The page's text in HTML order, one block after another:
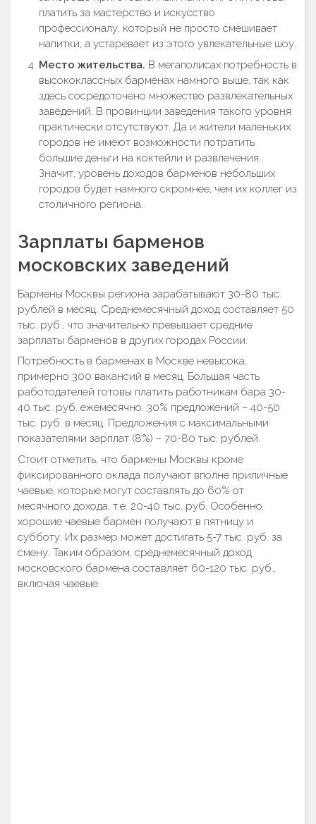
платить за мастерство и искусство
профессионалу, который не просто смешивает
напитки, а устаревает из этого увлекательные шоу.
Место жительства. В мегаполисах потребность в
высококлассных барменах намного выше, так как
здесь сосредоточено множество развлекательных
заведений. В провинции заведения такого уровня
практически отсутствуют. Да и жители маленьких
городов не имеют возможности потратить
большие деньги на коктейли и развлечения.
Значит, уровень доходов барменов небольших
городов будет намного скромнее, чем их коллег из
столичного региона.
Зарплаты барменов
московских заведений
Бармены Москвы региона зарабатывают 30-80 тыс.
рублей в месяц. Среднемесячный доход составляет 50
тыс. руб., что значительно превышает средние
зарплаты барменов в других городах России.
Потребность в барменах в Москве невысока,
примерно 300 вакансий в месяц. Большая часть
работодателей готовы платить работникам бара 30-
40 тыс. руб. ежемесячно. 30% предложений – 40-50
тыс. руб. в месяц. Предложения с максимальными
показателями зарплат (8%) – 70-80 тыс. рублей.
Стоит отметить, что бармены Москвы кроме
фиксированного оклада получают вполне приличные
чаевые, которые могут составлять до 60% от
месячного дохода, т.е. 20-40 тыс. руб. Особенно
хорошие чаевые бармен получают в пятницу и
субботу. Их размер может достигать 5-7 тыс. руб. за
смену. Таким образом, среднемесячный доход
московского бармена составляет 60-120 тыс. руб.,
включая чаевые.